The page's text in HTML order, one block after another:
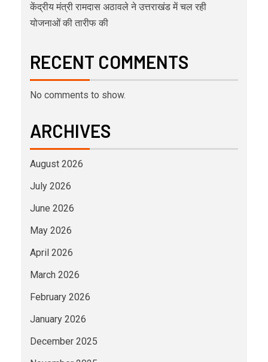
केंद्रीय मंत्री रामदास अठावले ने उत्तराखंड में चल रही
योजनाओं की तारीफ की
RECENT COMMENTS
No comments to show.
ARCHIVES
August 2026
July 2026
June 2026
May 2026
April 2026
March 2026
February 2026
January 2026
December 2025